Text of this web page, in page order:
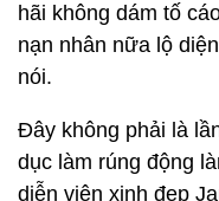
hãi không dám tố
nạn nhân nữa lộ
nói.
Đây không phải là
dục làm rúng động
diễn viên xinh đẹp